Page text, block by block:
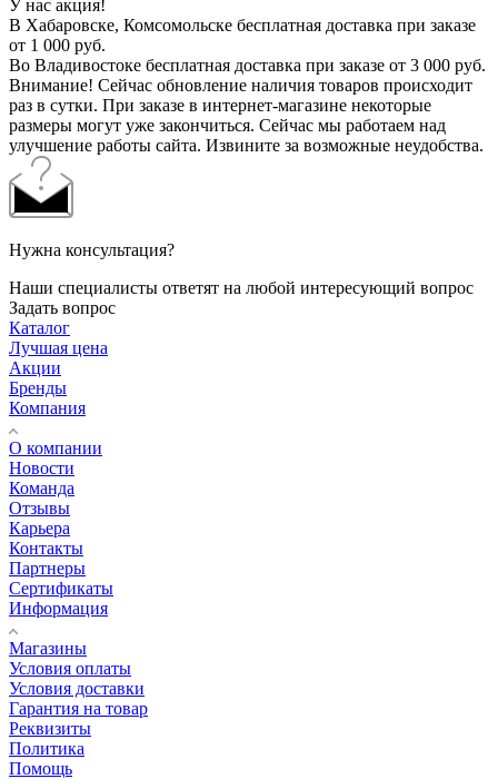
У нас акция!
В Хабаровске, Комсомольске бесплатная доставка при заказе
от 1 000 руб.
Во Владивостоке бесплатная доставка при заказе от 3 000 руб.
Внимание! Сейчас обновление наличия товаров происходит
раз в сутки. При заказе в интернет-магазине некоторые
размеры могут уже закончиться. Сейчас мы работаем над
улучшение работы сайта. Извините за возможные неудобства.
Нужна консультация?
Наши специалисты ответят на любой интересующий вопрос
Задать вопрос
Каталог
Лучшая цена
Акции
Бренды
Компания
О компании
Новости
Команда
Отзывы
Карьера
Контакты
Партнеры
Сертификаты
Информация
Магазины
Условия оплаты
Условия доставки
Гарантия на товар
Реквизиты
Политика
Помощь